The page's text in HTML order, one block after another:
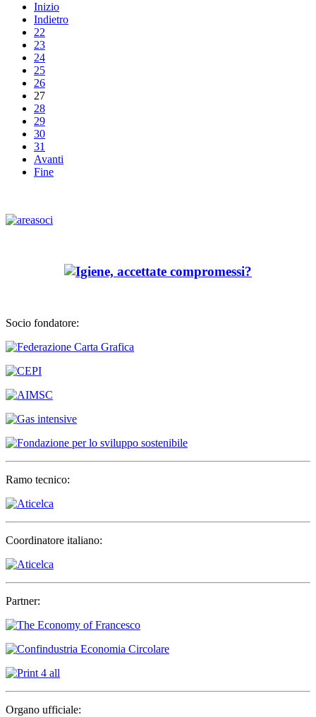
Inizio
Indietro
22
23
24
25
26
27
28
29
30
31
Avanti
Fine
Socio fondatore:
Ramo tecnico:
Coordinatore italiano:
Partner:
Organo ufficiale: